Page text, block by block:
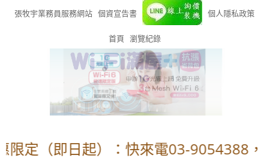
張牧宇業務員服務網站 個資宣告書 個人隱私政策
首頁 瀏覽紀錄
定（即日起）：快來電03-9054388，